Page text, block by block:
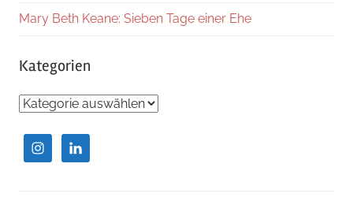
Mary Beth Keane: Sieben Tage einer Ehe
Kategorien
Kategorien